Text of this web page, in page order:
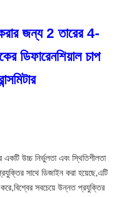
করার জন্য 2 তারের 4-
ডিফারেনশিয়াল চাপ
একটি উচ্চ নির্ভুলতা এবং স্থিতিশীলতা
প্রযুক্তির সাথে ডিজাইন করা হয়েছে,এটি
সবচেয়ে উন্নত প্রযুক্তির